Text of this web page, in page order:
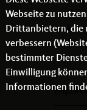
- -
Links
Webseite zu
Drittanbietern, die
verbessern
bestimmter
Einwilligung
Informationen